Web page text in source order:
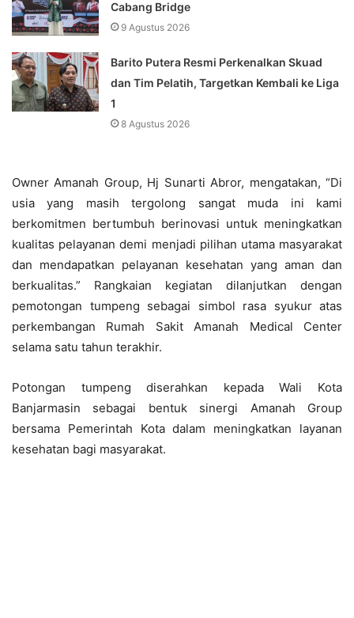
Cabang Bridge
9 Agustus 2026
Barito Putera Resmi Perkenalkan Skuad
dan Tim Pelatih, Targetkan Kembali ke Liga
1
8 Agustus 2026
Owner Amanah Group, Hj Sunarti Abror, mengatakan, “Di
usia yang masih tergolong sangat muda ini kami
berkomitmen bertumbuh berinovasi untuk meningkatkan
kualitas pelayanan demi menjadi pilihan utama masyarakat
dan mendapatkan pelayanan kesehatan yang aman dan
berkualitas.” Rangkaian kegiatan dilanjutkan dengan
pemotongan tumpeng sebagai simbol rasa syukur atas
perkembangan Rumah Sakit Amanah Medical Center
selama satu tahun terakhir.
Potongan tumpeng diserahkan kepada Wali Kota
Banjarmasin sebagai bentuk sinergi Amanah Group
bersama Pemerintah Kota dalam meningkatkan layanan
kesehatan bagi masyarakat.